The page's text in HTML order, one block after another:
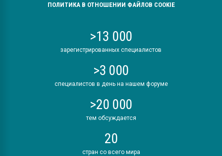
ПОЛИТИКА В ОТНОШЕНИИ ФАЙЛОВ COOKIE
>13 000
зарегистрированных специалистов
>3 000
специалистов в день на нашем форуме
>20 000
тем обсуждается
20
стран со всего мира